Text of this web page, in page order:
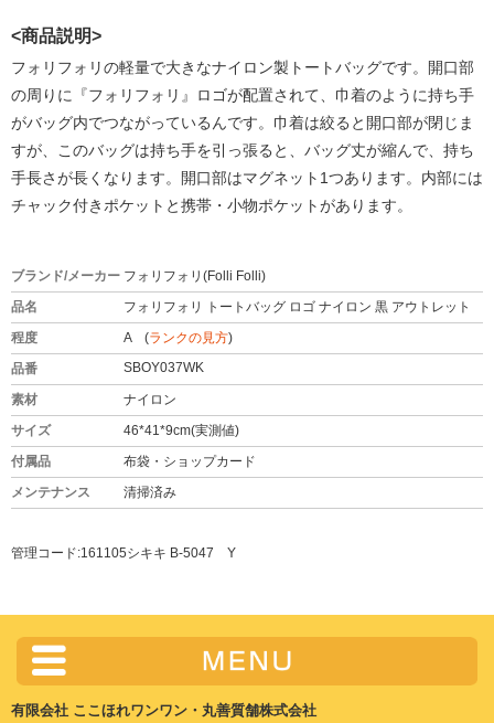
<商品説明>
フォリフォリの軽量で大きなナイロン製トートバッグです。開口部
の周りに『フォリフォリ』ロゴが配置されて、巾着のように持ち手
がバッグ内でつながっているんです。巾着は絞ると開口部が閉じま
すが、このバッグは持ち手を引っ張ると、バッグ丈が縮んで、持ち
手長さが長くなります。開口部はマグネット1つあります。内部には
チャック付きポケットと携帯・小物ポケットがあります。
ブランド/メーカー フォリフォリ(Folli Folli)
品名
フォリフォリ トートバッグ ロゴ ナイロン 黒 アウトレット
程度
A (ランクの見方)
品番
SBOY037WK
素材
ナイロン
サイズ
46*41*9cm(実測値)
付属品
布袋・ショップカード
メンテナンス
清掃済み
管理コード:161105シキキ B-5047 Y
有限会社 ここほれワンワン・丸善質舗株式会社